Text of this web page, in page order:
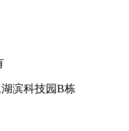
滨科技园B栋